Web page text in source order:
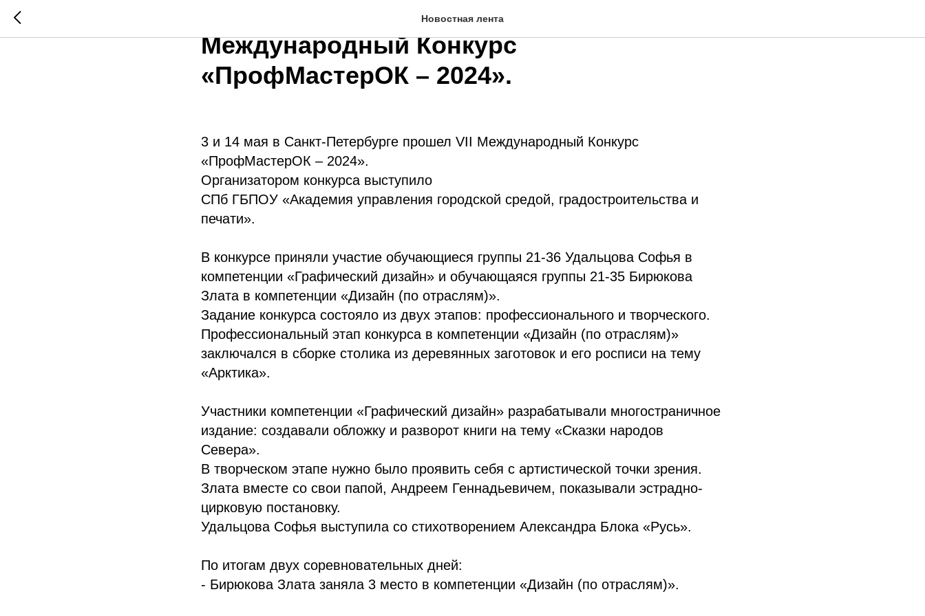
Новостная лента
В Санкт-Петербурге прошел VII
Международный Конкурс
«ПрофМастерОК – 2024».
3 и 14 мая в Санкт-Петербурге прошел VII Международный Конкурс
«ПрофМастерОК – 2024».
Организатором конкурса выступило
СПб ГБПОУ «Академия управления городской средой, градостроительства и
печати».
В конкурсе приняли участие обучающиеся группы 21-36 Удальцова Софья в
компетенции «Графический дизайн» и обучающаяся группы 21-35 Бирюкова
Злата в компетенции «Дизайн (по отраслям)».
Задание конкурса состояло из двух этапов: профессионального и творческого.
Профессиональный этап конкурса в компетенции «Дизайн (по отраслям)»
заключался в сборке столика из деревянных заготовок и его росписи на тему
«Арктика».
Участники компетенции «Графический дизайн» разрабатывали многостраничное
издание: создавали обложку и разворот книги на тему «Сказки народов
Севера».
В творческом этапе нужно было проявить себя с артистической точки зрения.
Злата вместе со свои папой, Андреем Геннадьевичем, показывали эстрадно-
цирковую постановку.
Удальцова Софья выступила со стихотворением Александра Блока «Русь».
По итогам двух соревновательных дней:
- Бирюкова Злата заняла 3 место в компетенции «Дизайн (по отраслям)».